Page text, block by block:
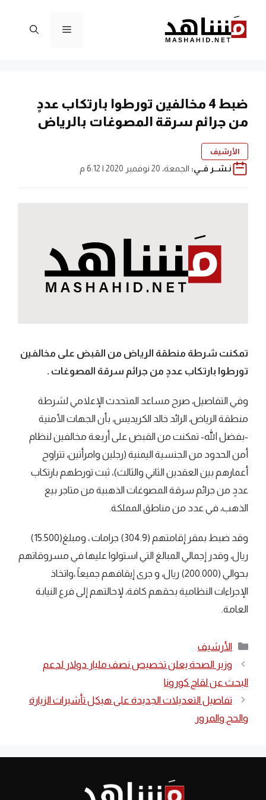
المحتوى
القائمة
ضبط 4 مخالفين تورطوا بارتكاب عددٍ
من جرائم سرقة المصوغات بالرياض
الأرشيف
نـشــر فــي: الجمعة، 20 نوفمبر 2020 | 6:12 م
تمكنت شرطة منطقة الرياض من القبض على مخالفين
تورطوا بارتكاب عددٍ من جرائم سرقة المصوغات .
وفي التفاصيل، صرح مساعد المتحدث الإعلامي لشرطة
منطقة الرياض، الرائد خالد الكريديس، بأن الجهات الأمنية
-بفضل الله- تمكنت من القبض على أربعة مخالفين لنظام
أمن الحدود من الجنسية اليمنية (رجلين وامرأتين، تتراوح
أعمارهم بين العقدين الثاني والثالث)، ثبت تورطهم بارتكاب
عددٍ من جرائم سرقة المصوغات الذهبية من متاجر بيع
الذهب، في عدد من مناطق المملكة.
وقد ضبط بمقر إقامتهم (304.9) جرامات ، ومبلغ(15.500)
ريال، وقدر إجمالي المبالغ التي استولوا عليها في مسروقاتهم
بحوالي (200.000) ريال، و جرى إيقافهم جميعاً ،واتخاذ
الإجراءات النظامية بحقهم كافة، لإحالتهم إلى فرع النيابة
العامة.
التصنيفات
الأرشيف
وزير الصحة يعلن تخصيص نصف مليار دولار لدعم
البحث عن لقاح كورونا
تفاصيل التعديلات الجديدة على هيكل تأشيرات الزيارة
والحج والمرور